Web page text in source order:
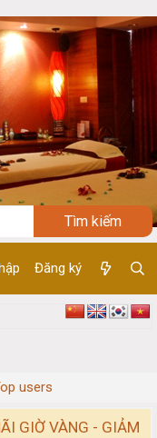
Đăng ký
users
GIỜ VÀNG - GIẢM